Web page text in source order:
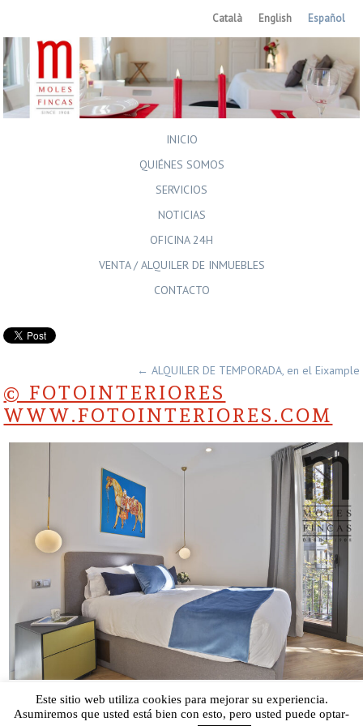
Català English Español
INICIO
QUIÉNES SOMOS
SERVICIOS
NOTICIAS
OFICINA 24H
VENTA / ALQUILER DE INMUEBLES
CONTACTO
← ALQUILER DE TEMPORADA, en el Eixample
© FOTOINTERIORES
WWW.FOTOINTERIORES.COM
El tamaño completo son1280 × 853pixels
Este sitio web utiliza cookies para mejorar su experiencia.
Asumiremos que usted está bien con esto, pero usted puede optar-